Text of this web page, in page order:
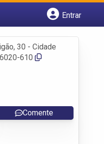
Entrar
30 - Cidade
610
Comente